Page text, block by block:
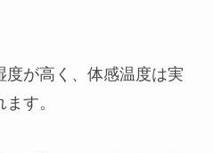
度が高く、体感温度は実
す。